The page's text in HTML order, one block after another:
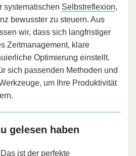
systematischen Selbstreflexion,
bewusster zu steuern. Aus
wir, dass sich langfristiger
Zeitmanagement, klare
Optimierung einstellt.
sich passenden Methoden und
um Ihre Produktivität
gelesen haben
Das ist der perfekte